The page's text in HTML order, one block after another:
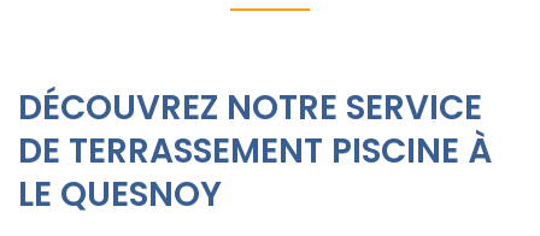
DÉCOUVREZ NOTRE SERVICE
DE TERRASSEMENT PISCINE À
LE QUESNOY